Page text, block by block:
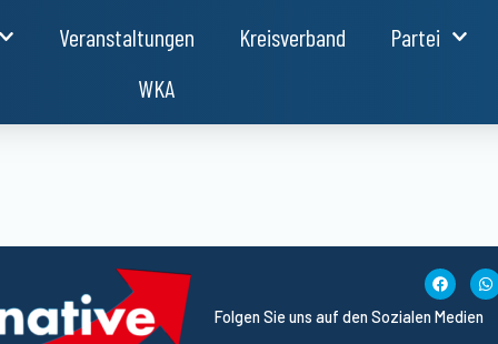
Veranstaltungen Kreisverband Partei
WKA
Folgen Sie uns auf den Sozialen Medien